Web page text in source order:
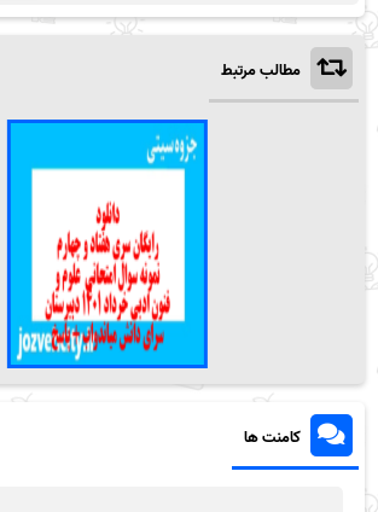
مطالب مرتبط
کامنت ها